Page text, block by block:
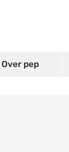
Over pep